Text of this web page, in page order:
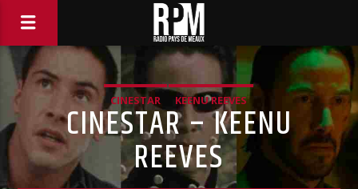
CINESTAR KEENU REEVES
CINESTAR – KEENU
REEVES